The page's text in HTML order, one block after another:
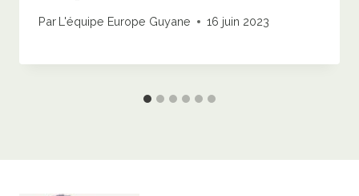
Par L'équipe Europe Guyane 16 juin 2023